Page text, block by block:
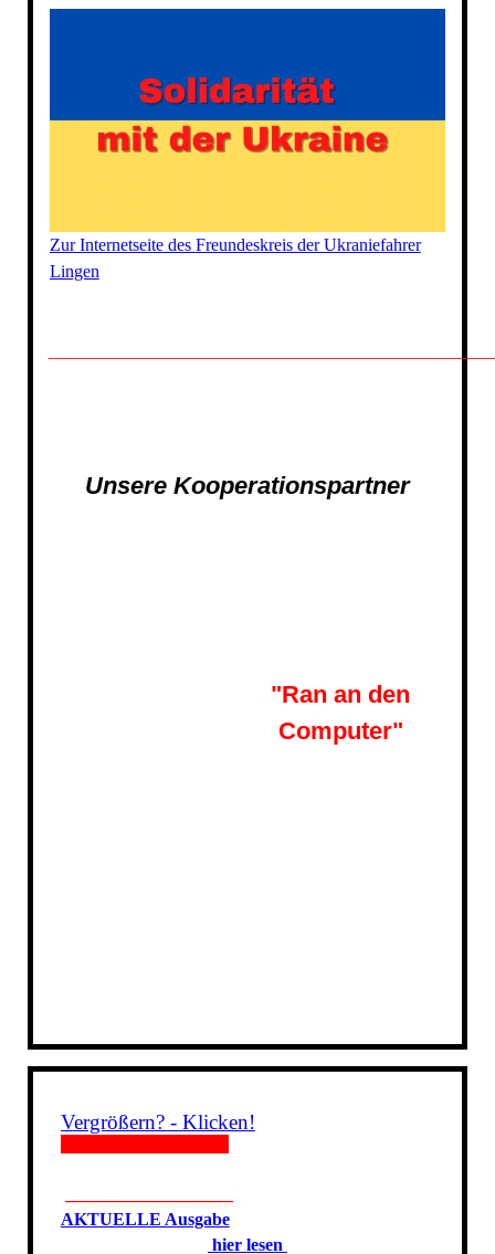
Zur Internetseite des Freundeskreis der Ukraniefahrer
Lingen
Unsere Kooperationspartner
"Ran an den
Computer"
Vergrößern? - Klicken!
AKTUELLE Ausgabe
hier lesen